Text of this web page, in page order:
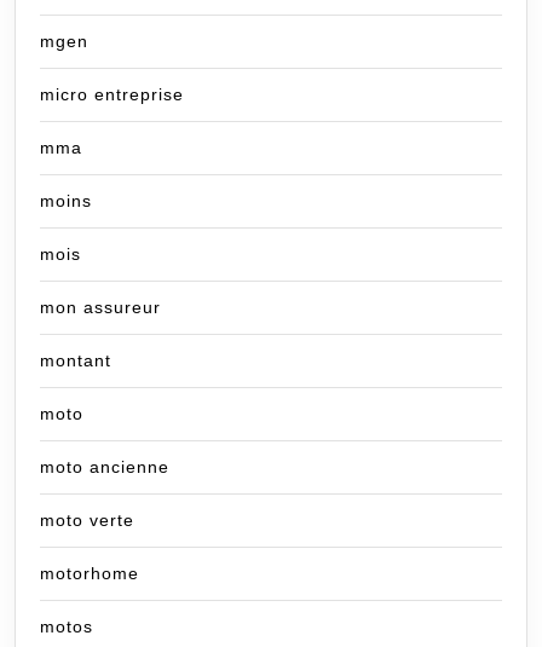
mgen
micro entreprise
mma
moins
mois
mon assureur
montant
moto
moto ancienne
moto verte
motorhome
motos